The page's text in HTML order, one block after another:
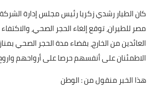
كان الطيار رشدي زكريا رئيس مجلس إدارة
مصر للطيران، توقع إلغاء الحجر الصحي،
العائدين من الخارج، بقضاء مدة الحجر الصحي
الاطمئنان على أنفسهم حرصا على أرواحهم
هذا الخبر منقول من : الوطن